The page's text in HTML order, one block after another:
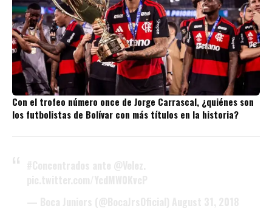
Con el trofeo número once de Jorge Carrascal, ¿quiénes son
los futbolistas de Bolívar con más títulos en la historia?